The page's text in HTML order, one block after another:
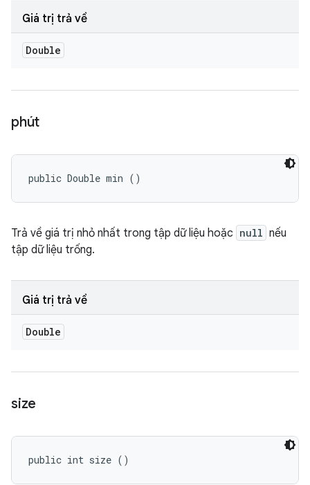
Giá trị trả về
Double
phút
public Double min ()
Trả về giá trị nhỏ nhất trong tập dữ liệu hoặc null nếu
tập dữ liệu trống.
Giá trị trả về
Double
size
public int size ()